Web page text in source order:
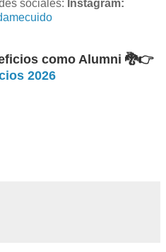
sociales: Instagram:
como Alumni 🐉👉
2026